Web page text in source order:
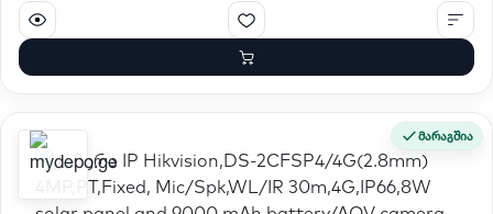
მარაგშია